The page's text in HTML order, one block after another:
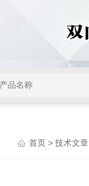
首页 > 技术文章